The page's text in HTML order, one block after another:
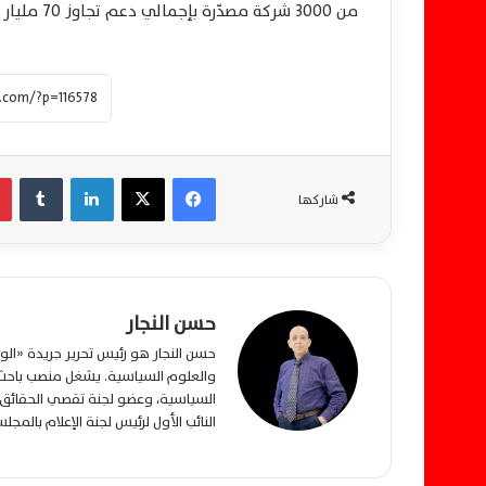
من 3000 شركة مصدّرة بإجمالي دعم تجاوز 70 مليار جنيه.
شاركها
فيسبوك ‫X لينكدإن
حسن النجار
حسن النجار هو رئيس تحرير جريدة
والعلوم السياسية. يشغل منصب
السياسية، وعضو لجنة تقصي
النائب الأول لرئيس لجنة الإعلام